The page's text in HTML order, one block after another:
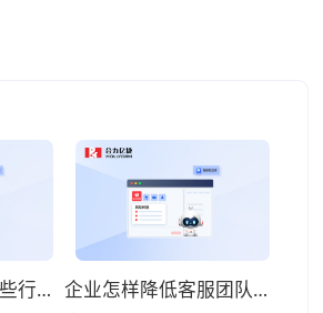
AI电话系统适合哪些行业使用？智能语音交互助力降低人工运营压力 企业怎样降低客服团队运营压力？搭载智能呼叫软件打造自动化接待体系